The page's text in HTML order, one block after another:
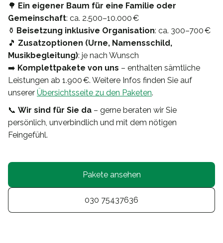
🌳 Ein eigener Baum für eine Familie oder
Gemeinschaft: ca. 2.500–10.000 €
⚱️ Beisetzung inklusive Organisation: ca. 300–700 €
🎵 Zusatzoptionen (Urne, Namensschild,
Musikbegleitung): je nach Wunsch
➡️ Komplettpakete von uns – enthalten sämtliche
Leistungen ab 1.900 €. Weitere Infos finden Sie auf
unserer Übersichtsseite zu den Paketen.
📞 Wir sind für Sie da – gerne beraten wir Sie
persönlich, unverbindlich und mit dem nötigen
Feingefühl.
Pakete ansehen
030 75437636